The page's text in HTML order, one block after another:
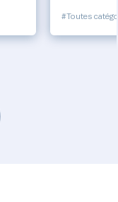
#Toutes